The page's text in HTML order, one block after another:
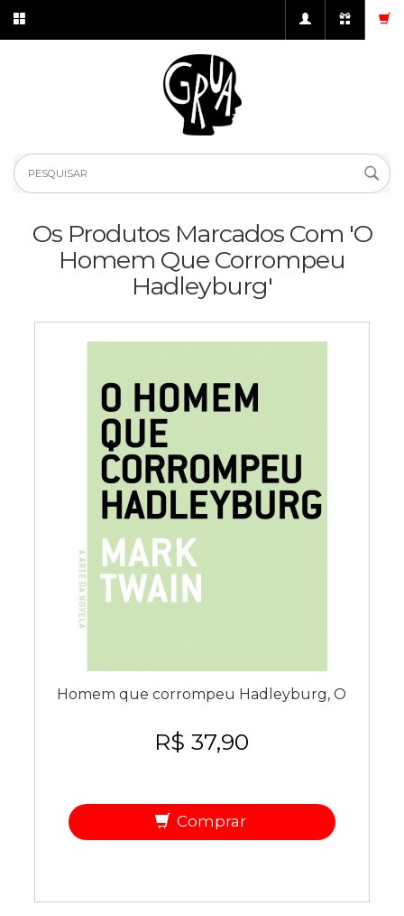
Os Produtos Marcados Com 'O
Homem Que Corrompeu
Hadleyburg'
Homem que corrompeu Hadleyburg, O
R$ 37,90
Comprar